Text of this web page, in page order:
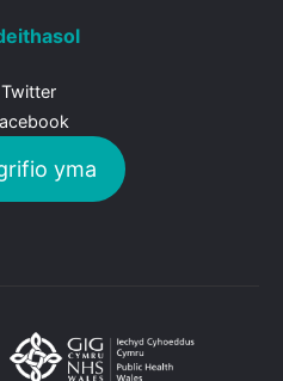
Twitter
yma